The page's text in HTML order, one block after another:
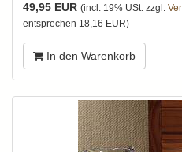
49,95 EUR (incl. 19% USt. zzgl.
entsprechen 18,16 EUR)
In den Warenkorb